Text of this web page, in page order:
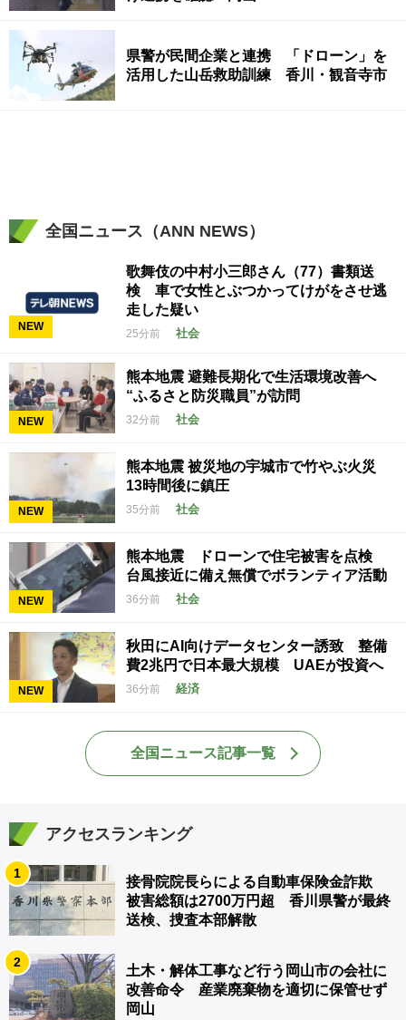
県警が民間企業と連携 「ドローン」を
活用した山岳救助訓練 香川・観音寺市
全国ニュース（ANN NEWS）
NEW
歌舞伎の中村小三郎さん（77）書類送
検 車で女性とぶつかってけがをさせ逃
走した疑い
25分前 社会
NEW
熊本地震 避難長期化で生活環境改善へ
“ふるさと防災職員”が訪問
32分前 社会
NEW
熊本地震 被災地の宇城市で竹やぶ火災
13時間後に鎮圧
35分前 社会
NEW
熊本地震 ドローンで住宅被害を点検
台風接近に備え無償でボランティア活動
36分前 社会
NEW
秋田にAI向けデータセンター誘致 整備
費2兆円で日本最大規模 UAEが投資へ
36分前 経済
全国ニュース記事一覧
アクセスランキング
1
接骨院院長らによる自動車保険金詐欺
被害総額は2700万円超 香川県警が最終
送検、捜査本部解散
2
土木・解体工事など行う岡山市の会社に
改善命令 産業廃棄物を適切に保管せず
岡山